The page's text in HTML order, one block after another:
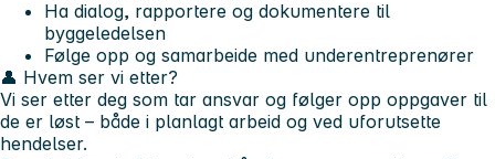
Ha dialog, rapportere og dokumentere til
byggeledelsen
Følge opp og samarbeide med underentreprenører
👤 Hvem ser vi etter?
Vi ser etter deg som tar ansvar og følger opp oppgaver til
de er løst – både i planlagt arbeid og ved uforutsette
hendelser.